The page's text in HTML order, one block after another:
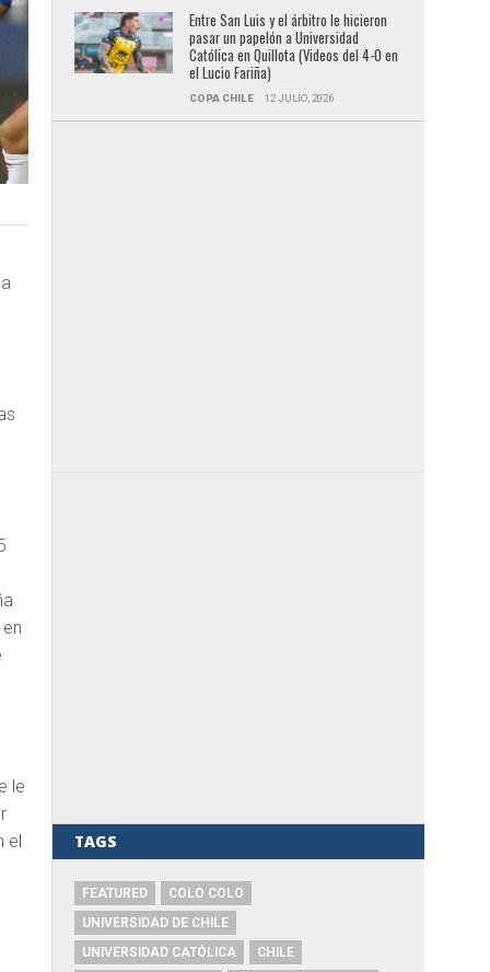
le
el
Entre San Luis y el árbitro le hicieron
pasar un papelón a Universidad
Católica en Quillota (Videos del 4-0 en
el Lucio Fariña)
COPA CHILE 12 JULIO, 2026
TAGS
FEATURED
COLO COLO
UNIVERSIDAD DE CHILE
UNIVERSIDAD CATÓLICA
CHILE